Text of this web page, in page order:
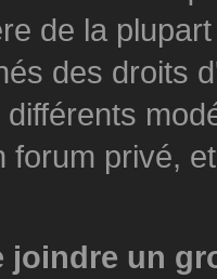
de la
des droits
forum privé,
joindre un